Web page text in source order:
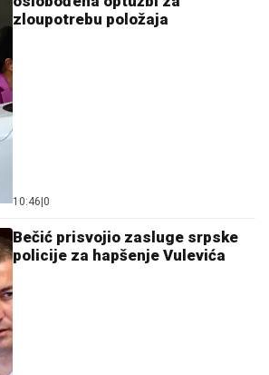
zloupotrebu položaja
10:46 0
Bečić prisvojio zasluge srpske
policije za hapšenje Vulevića